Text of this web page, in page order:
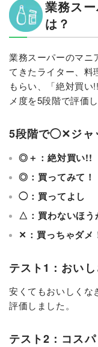
業務ス
は？
業務スーパーのマニ
てきたライター、料
もらい、「絶対買
メ度を5段階で評価し
5段階で◯✕ジャ
◎＋：絶対買い!!
◎：買ってみて！
◯：買ってよし
△：買わないほう
✕：買っちゃダメ
テスト1：おいし
安くてもおいしくな
評価しました。
テスト2：コスパ